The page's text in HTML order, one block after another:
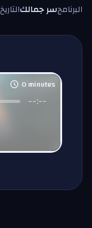
البرنامجسر جمالكالتاريخ
0minutes
--:--